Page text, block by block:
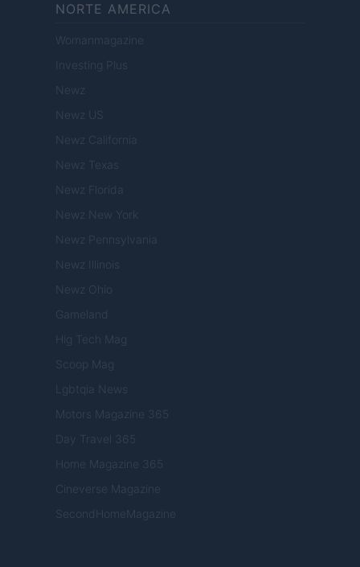
NORTE AMERICA
Womanmagazine
Investing Plus
Newz
Newz US
Newz California
Newz Texas
Newz Florida
Newz New York
Newz Pennsylvania
Newz Illinois
Newz Ohio
Gameland
Hig Tech Mag
Scoop Mag
Lgbtqia News
Motors Magazine 365
Day Travel 365
Home Magazine 365
Cineverse Magazine
SecondHomeMagazine